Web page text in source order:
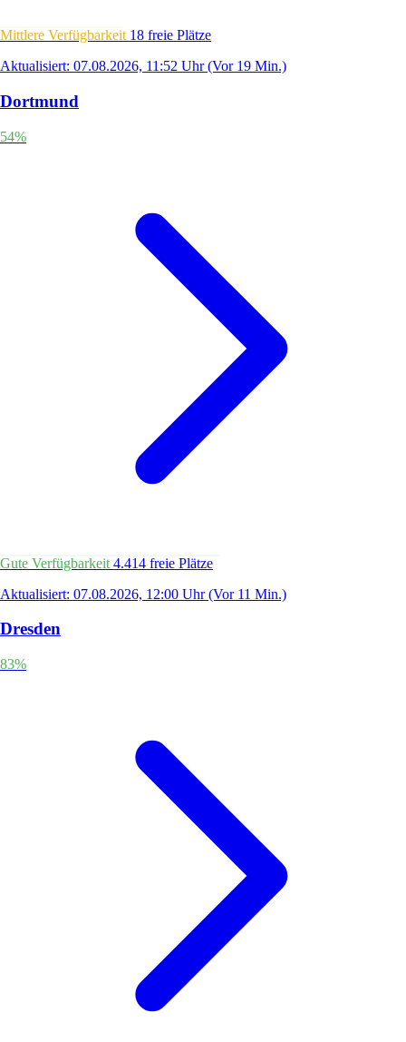
Mittlere Verfügbarkeit 18 freie Plätze
Aktualisiert: 07.08.2026, 11:52 Uhr(Vor 19 Min.)
Dortmund
54%
Gute Verfügbarkeit 4.414 freie Plätze
Aktualisiert: 07.08.2026, 12:00 Uhr(Vor 11 Min.)
Dresden
83%